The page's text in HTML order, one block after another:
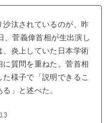
汰されているのが、昨
、菅義偉首相が生出演し
炎上していた日本学術
質問を重ねた。菅首相
様子で「説明できるこ
」と述べた。